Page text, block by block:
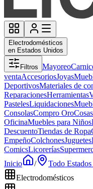
Electrodomésticos
en Estados Unidos
Filtros Mayoreo
ventaAccesoriosJoyas
DeportivosMateriales de
ReparacionesHerramientas
PastelesLiquidaciones
ConsolasCompro Oro
OficinaMuebles para Niños
DescuentoTiendas de Ropa
EmpeñoColchonesJuguetes
ComicsLicorerías
Inicio
/ Todo
Electrodomésticos